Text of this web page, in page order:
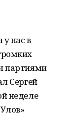
нас в
партиями
Сергей
неделе